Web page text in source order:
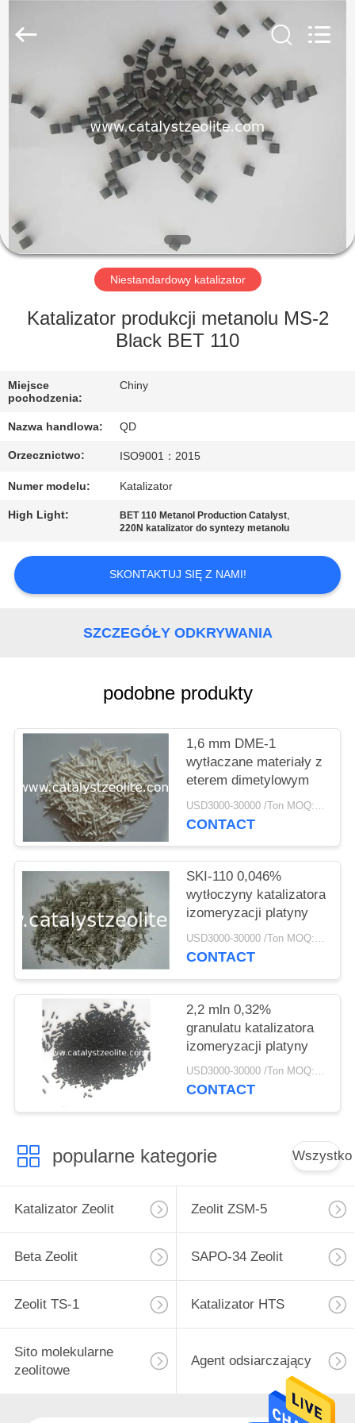
DOM
PRODUKTY
NAS
WYCIECZKA
FABRYCE
JAKOŚCI
SKONTAKTUJ
SIĘ
Z
NAMI
AKTUALNOŚCI
POLICY
Rights
Niestandardowy katalizator
Katalizator produkcji metanolu MS-2
Black BET 110
Miejsce
pochodzenia:
Chiny
Nazwa handlowa: QD
Orzecznictwo: ISO9001：2015
Numer modelu: Katalizator
High Light: BET 110 Metanol Production Catalyst,
220N katalizator do syntezy metanolu
SKONTAKTUJ SIĘ Z NAMI!
SZCZEGÓŁY ODKRYWANIA
podobne produkty
1,6 mm DME-1
wytłaczane materiały z
eterem dimetylowym
USD3000-30000 /Ton MOQ:1 KG
CONTACT
SKI-110 0,046%
wytłoczyny katalizatora
izomeryzacji platyny
USD3000-30000 /Ton MOQ:1 KG
CONTACT
2,2 mln 0,32%
granulatu katalizatora
izomeryzacji platyny
USD3000-30000 /Ton MOQ:1 KG
CONTACT
popularne kategorie Wszystko
Katalizator Zeolit Zeolit ​​ZSM-5
Beta Zeolit SAPO-34 Zeolit
Zeolit ​​TS-1 Katalizator HTS
Sito molekularne
zeolitowe
Agent odsiarczający